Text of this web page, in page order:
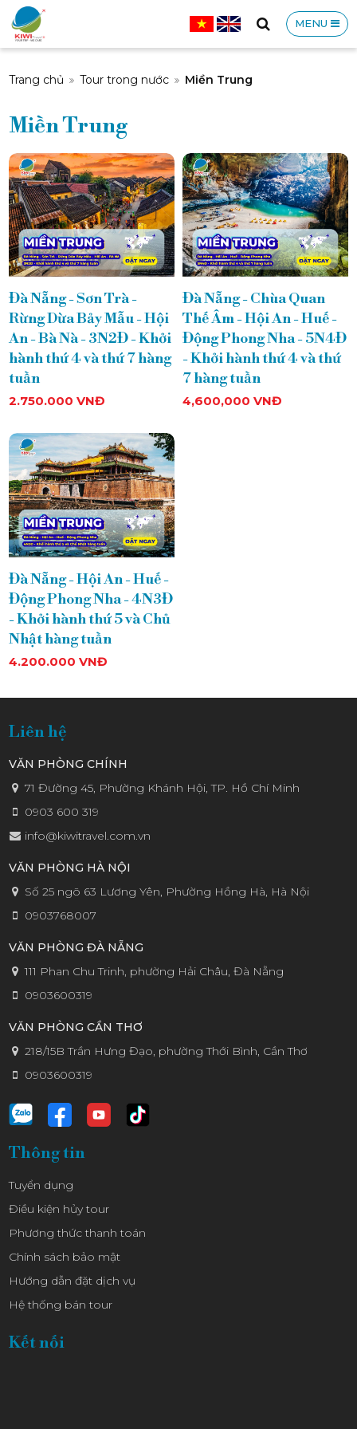
MENU
CÔNG
TY
TNHH
MẠI &
DU LỊCH
KIWI
Trang chủ Tour trong nước Miền Trung
Miền Trung
Đà Nẵng - Sơn Trà -
Rừng Dừa Bảy Mẫu - Hội
An - Bà Nà - 3N2Đ - Khởi
hành thứ 4 và thứ 7 hàng
tuần
2.750.000 VNĐ
Đà Nẵng - Chùa Quan
Thế Âm - Hội An - Huế -
Động Phong Nha - 5N4Đ
- Khởi hành thứ 4 và thứ
7 hàng tuần
4,600,000 VNĐ
Đà Nẵng - Hội An - Huế -
Động Phong Nha - 4N3Đ
- Khởi hành thứ 5 và Chủ
Nhật hàng tuần
4.200.000 VNĐ
Liên hệ
VĂN PHÒNG CHÍNH
71 Đường 45, Phường Khánh Hội, TP. Hồ Chí Minh
0903 600 319
info@kiwitravel.com.vn
VĂN PHÒNG HÀ NỘI
Số 25 ngõ 63 Lương Yên, Phường Hồng Hà, Hà Nội
0903768007
VĂN PHÒNG ĐÀ NẴNG
111 Phan Chu Trinh, phường Hải Châu, Đà Nẵng
0903600319
VĂN PHÒNG CẦN THƠ
218/15B Trần Hưng Đạo, phường Thới Bình, Cần Thơ
0903600319
Thông tin
Tuyển dụng
Điều kiện hủy tour
Phương thức thanh toán
Chính sách bảo mật
Hướng dẫn đặt dịch vụ
Hệ thống bán tour
Kết nối